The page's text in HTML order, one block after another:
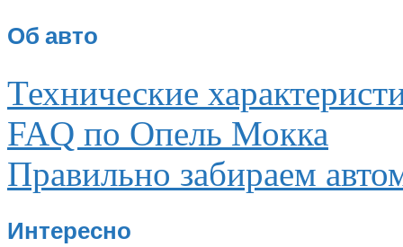
Об авто
Технические
FAQ по Опель Мокка
Правильно забираем
Интересно